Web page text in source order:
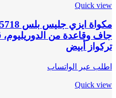
Quick view
تركواز أبيض
اطلب عبر الواتساب
Quick view